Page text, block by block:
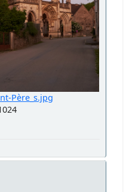
Père_s.jpg